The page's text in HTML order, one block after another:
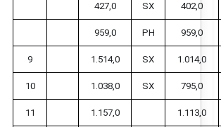
427,0 SX 402,0
959,0 PH 959,0
9 1.514,0 SX 1.014,0
10 1.038,0 SX 795,0
11 1.157,0 1.113,0